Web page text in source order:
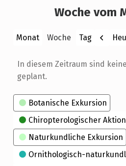
Woche vom
Monat Woche Tag
In diesem Zeitraum sind
geplant.
Kategorien
Botanische Exkursion
Chiropterologischer
Naturkundliche Exkursion
Ornithologisch-